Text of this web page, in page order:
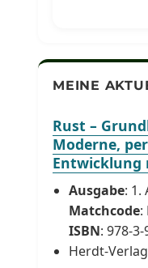
MEINE
Rust –
Moderne,
Entwicklung
Ausgabe: 1.
Matchcode:
ISBN: 978-
Herdt-Verlag